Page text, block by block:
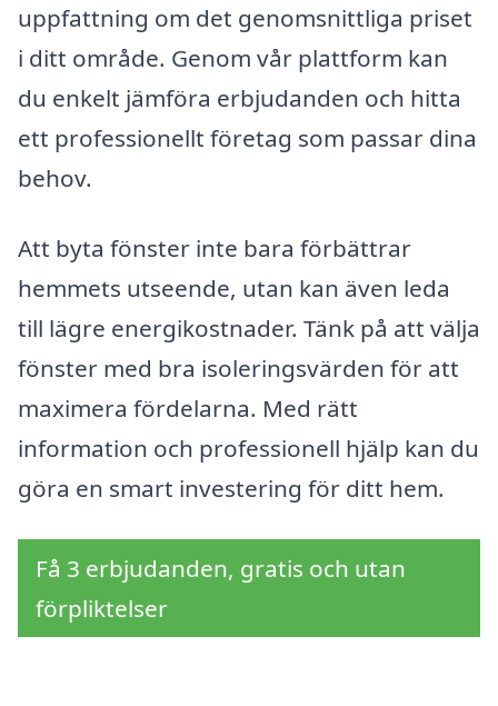
uppfattning om det genomsnittliga priset
i ditt område. Genom vår plattform kan
du enkelt jämföra erbjudanden och hitta
ett professionellt företag som passar dina
behov.
Att byta fönster inte bara förbättrar
hemmets utseende, utan kan även leda
till lägre energikostnader. Tänk på att välja
fönster med bra isoleringsvärden för att
maximera fördelarna. Med rätt
information och professionell hjälp kan du
göra en smart investering för ditt hem.
Få 3 erbjudanden, gratis och utan
förpliktelser